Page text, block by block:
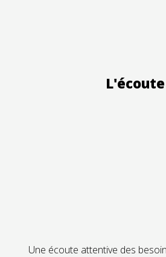
L'écoute
Une écoute attentive des